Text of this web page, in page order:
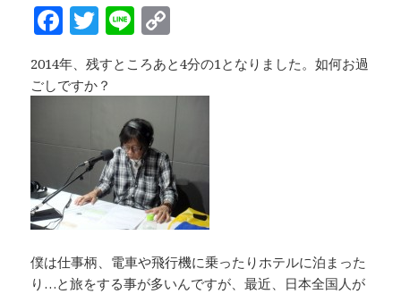
F
a
c
e
o
o
k
T
w
it
te
Li
n
e
o
p
y
Li
n
k
2014年、残すところあと4分の1となりました。如何お過
ごしですか？
僕は仕事柄、電車や飛行機に乗ったりホテルに泊まった
り…と旅をする事が多いんですが、最近、日本全国人が